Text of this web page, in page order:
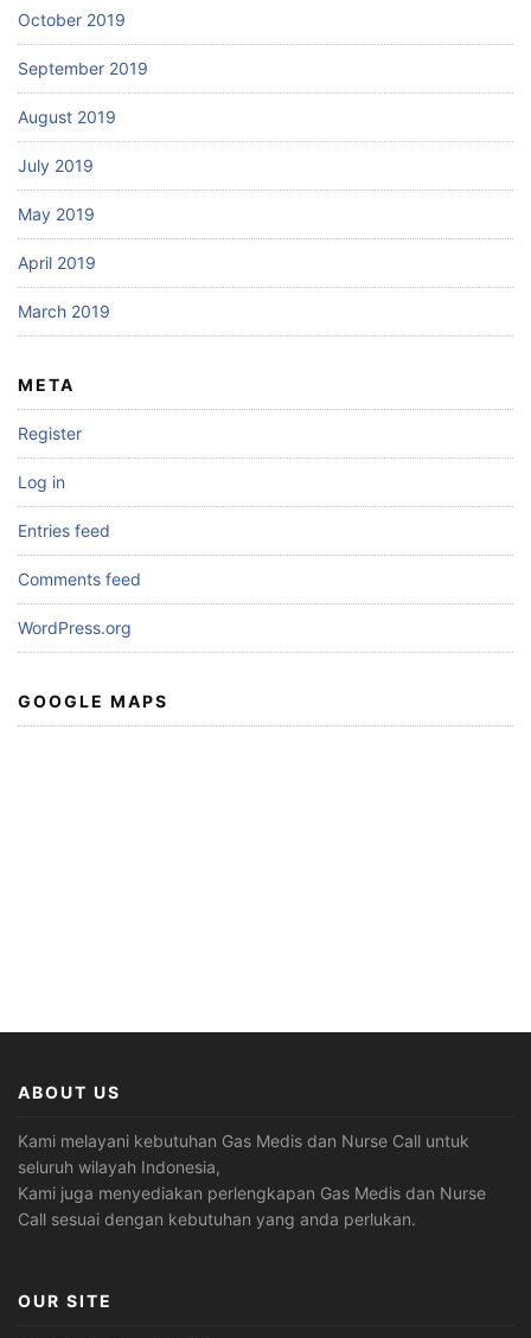
October 2019
September 2019
August 2019
July 2019
May 2019
April 2019
March 2019
META
Register
Log in
Entries feed
Comments feed
WordPress.org
GOOGLE MAPS
ABOUT US
Kami melayani kebutuhan Gas Medis dan Nurse Call untuk
seluruh wilayah Indonesia,
Kami juga menyediakan perlengkapan Gas Medis dan Nurse
Call sesuai dengan kebutuhan yang anda perlukan.
OUR SITE